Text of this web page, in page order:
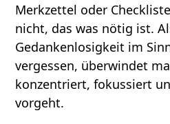
Merkzettel oder
nicht, das was nötig ist.
Gedankenlosigkeit im
vergessen, überwindet
konzentriert, fokussiert
vorgeht.